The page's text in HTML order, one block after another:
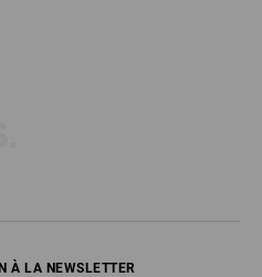
À LA NEWSLETTER